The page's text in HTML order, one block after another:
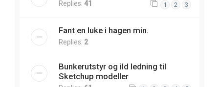
Replies: 41 1 2 3
Fant en luke i hagen min.
Replies: 2
Bunkerutstyr og ild ledning til
Sketchup modeller